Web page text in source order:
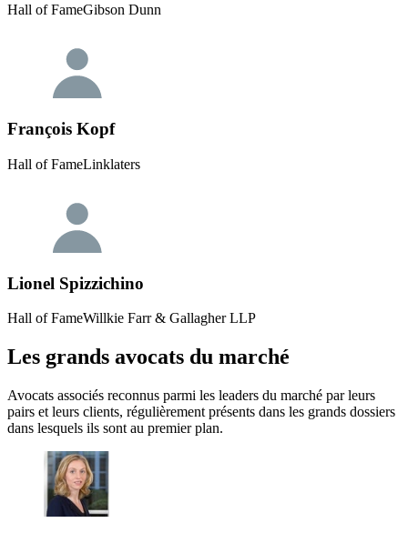
Hall of FameGibson Dunn
François Kopf
Hall of FameLinklaters
Lionel Spizzichino
Hall of FameWillkie Farr & Gallagher LLP
Les grands avocats du marché
Avocats associés reconnus parmi les leaders du marché par leurs
pairs et leurs clients, régulièrement présents dans les grands dossiers
dans lesquels ils sont au premier plan.